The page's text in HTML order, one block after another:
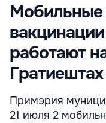
Мобильные
работают
Гратиештах
Примэрия
21 июля 2